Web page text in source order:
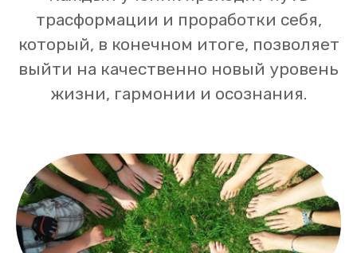
трасформации и проработки себя,
который, в конечном итоге, позволяет
выйти на качественно новый уровень
жизни, гармонии и осознания.